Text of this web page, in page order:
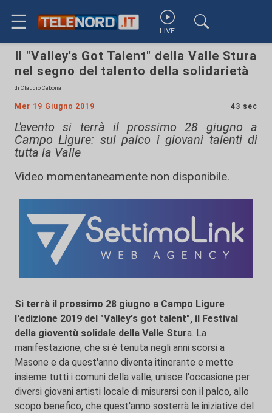
☰ LIVE
Il "Valley's Got Talent" della Valle Stura
nel segno del talento della solidarietà
di Claudio Cabona
Mer 19 Giugno 2019 43 sec
L'evento si terrà il prossimo 28 giugno a
Campo Ligure: sul palco i giovani talenti di
tutta la Valle
Video momentaneamente non disponibile.
Si terrà il prossimo 28 giugno a Campo Ligure
l'edizione 2019 del "Valley's got talent", il Festival
della gioventù solidale della Valle Stura. La
manifestazione, che si è tenuta negli anni scorsi a
Masone e da quest'anno diventa itinerante e mette
insieme tutti i comuni della valle, unisce l'occasione per
diversi giovani artisti locale di misurarsi con il palco, allo
scopo benefico, che quest'anno sosterrà le iniziative del